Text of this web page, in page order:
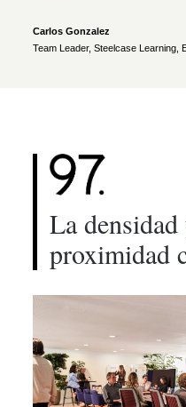
Carlos Gonzalez
Team Leader, Steelcase Learning,
La
proximidad